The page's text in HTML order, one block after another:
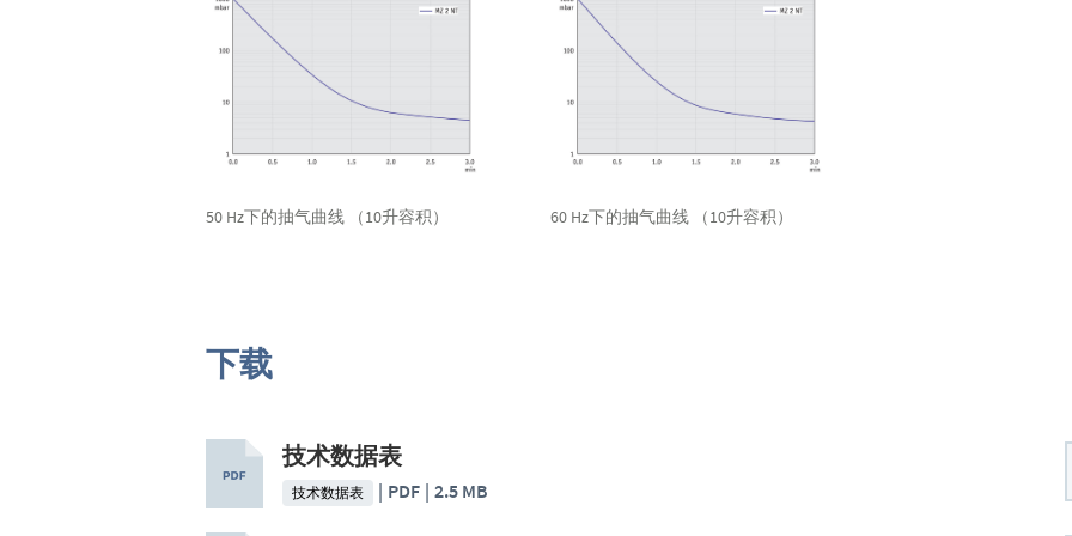
50 Hz下的抽气曲线 （10升容积） 60 Hz下的抽气曲线 （10升容积）
下载
技术数据表
技术数据表 PDF 2.5 MB